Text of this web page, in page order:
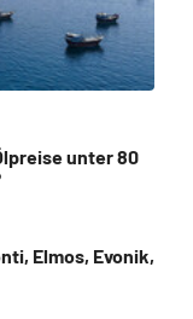
unter 80
Elmos, Evonik,